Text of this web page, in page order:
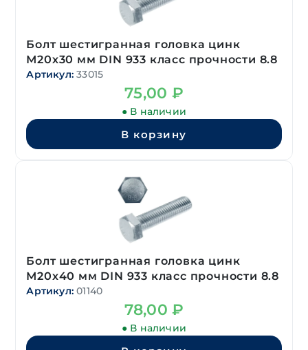
Болт шестигранная головка цинк
М20х30 мм DIN 933 класс прочности 8.8
Артикул: 33015
75,00 ₽
● В наличии
В корзину
Болт шестигранная головка цинк
М20х40 мм DIN 933 класс прочности 8.8
Артикул: 01140
78,00 ₽
● В наличии